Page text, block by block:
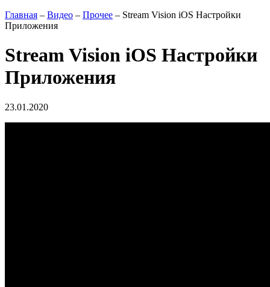
Главная – Видео – Прочее – Stream Vision iOS Настройки
Приложения
Stream Vision iOS Настройки
Приложения
23.01.2020